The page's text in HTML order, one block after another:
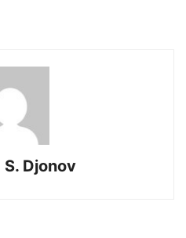
S. Djonov